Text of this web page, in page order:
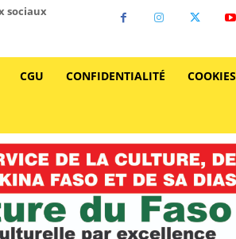
sociaux
CGU CONFIDENTIALITÉ COOKIES